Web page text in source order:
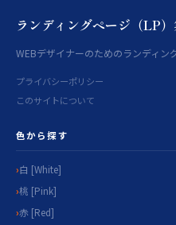
ランディングページ（LP）
WEBデザイナーのためのランディン
プライバシーポリシー
このサイトについて
色から探す
白 [White]
桃 [Pink]
赤 [Red]